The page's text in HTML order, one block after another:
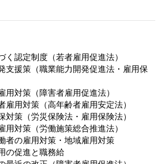
認定制度（若者雇用促進法）
援策（職業能力開発促進法・雇用保
対策（障害者雇用促進法）
用対策（高年齢者雇用安定法）
策（労災保険法・雇用保険法）
対策（労働施策総合推進法）
の雇用対策・地域雇用対策
の促進と職務給